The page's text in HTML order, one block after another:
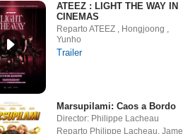
ATEEZ : LIGHT THE WAY IN
CINEMAS
Reparto ATEEZ , Hongjoong ,
Yunho
Trailer
Marsupilami: Caos a Bordo
Director: Philippe Lacheau
Reparto Philippe Lacheau, Jamel